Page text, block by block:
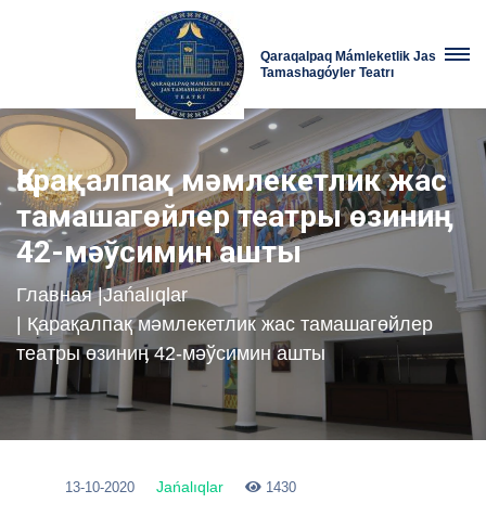
Qaraqalpaq Mámleketlik Jas
Tamashagóyler Teatrı
Қарақалпақ мәмлекетлик жас
тамашагөйлер театры өзиниӊ
42-мәўсимин ашты
Главная |Jańalıqlar
| Қарақалпақ мәмлекетлик жас тамашагөйлер
театры өзиниӊ 42-мәўсимин ашты
13-10-2020 Jańalıqlar 1430